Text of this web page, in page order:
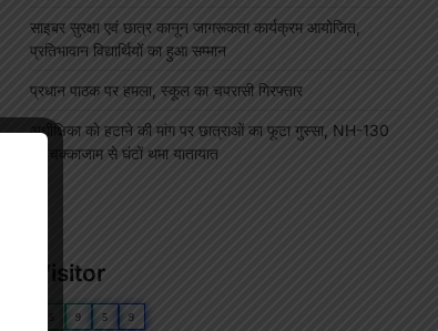
साइबर सुरक्षा एवं छात्र कानून जागरूकता कार्यक्रम आयोजित,
प्रतिभावान विद्यार्थियों का हुआ सम्मान
प्रधान पाठक पर हमला, स्कूल का चपरासी गिरफ्तार
अधीक्षिका को हटाने की मांग पर छात्राओं का फूटा गुस्सा, NH-130
पर चक्काजाम से घंटों थमा यातायात
Our Visitor
9 5 9